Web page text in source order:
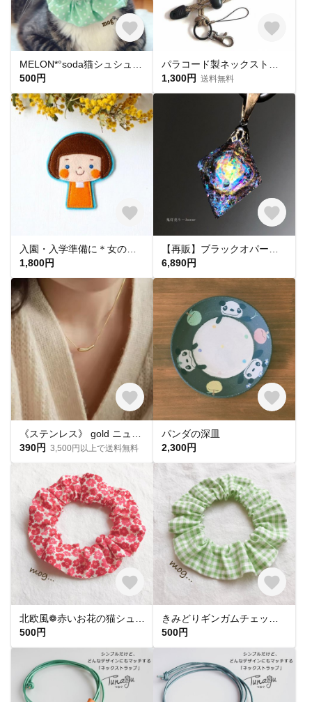
500円
1,300円 送料無料
1,800円
6,890円
390円 3,500円以上で送料無料
パンダの深皿
2,300円
500円
500円